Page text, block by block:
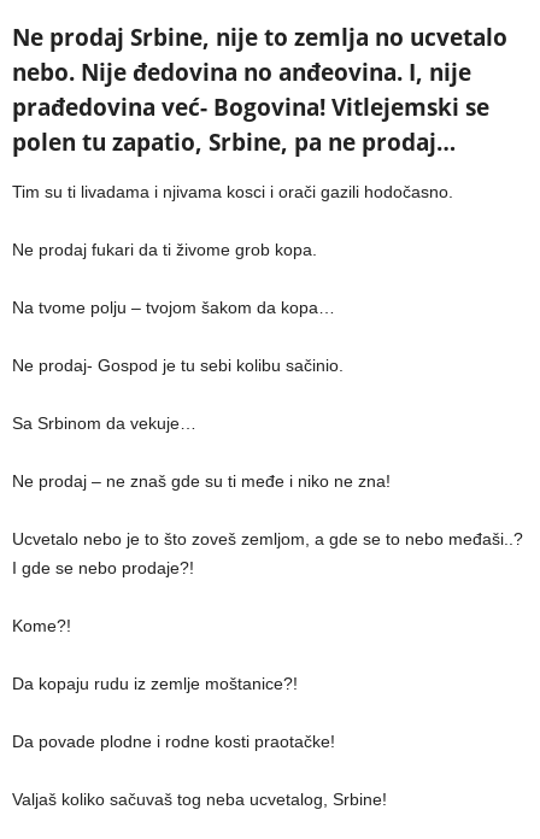
Ne prodaj Srbine, nije to zemlja no ucvetalo
nebo. Nije đedovina no anđeovina. I, nije
prađedovina već- Bogovina! Vitlejemski se
polen tu zapatio, Srbine, pa ne prodaj…
Tim su ti livadama i njivama kosci i orači gazili hodočasno.
Ne prodaj fukari da ti živome grob kopa.
Na tvome polju – tvojom šakom da kopa…
Ne prodaj- Gospod je tu sebi kolibu sačinio.
Sa Srbinom da vekuje…
Ne prodaj – ne znaš gde su ti međe i niko ne zna!
Ucvetalo nebo je to što zoveš zemljom, a gde se to nebo međaši..?
I gde se nebo prodaje?!
Kome?!
Da kopaju rudu iz zemlje moštanice?!
Da povade plodne i rodne kosti praotačke!
Valjaš koliko sačuvaš tog neba ucvetalog, Srbine!